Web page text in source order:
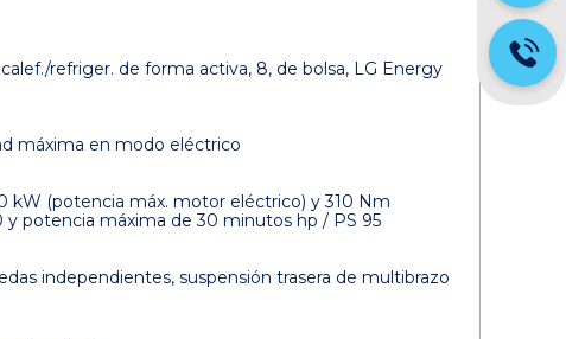
refriger. de forma activa, 8, de bolsa, LG Energy
máxima en modo eléctrico
kW (potencia máx. motor eléctrico) y 310 Nm
potencia máxima de 30 minutos hp / PS 95
independientes, suspensión trasera de multibrazo